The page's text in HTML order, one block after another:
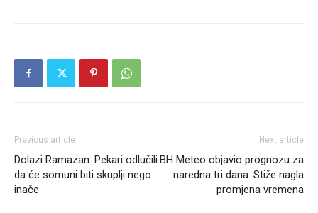
Previous article
Dolazi Ramazan: Pekari odlučili
da će somuni biti skuplji nego
inače
Next article
BH Meteo objavio prognozu za
naredna tri dana: Stiže nagla
promjena vremena